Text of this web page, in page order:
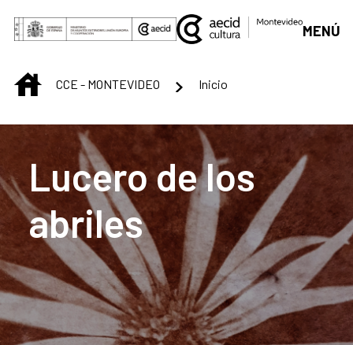
Saltar al contenido principal
MENÚ
INICIOCCE - MONTEVIDEO Inicio
Centro Cultural de
Lucero de los
abriles